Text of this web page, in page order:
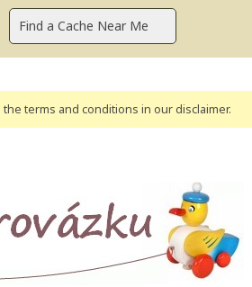
terms and conditions in our disclaimer.